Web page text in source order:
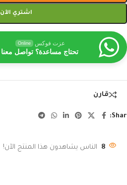
اشتري الآن
عزت فوكس Online
تحتاج مساعدة؟ تواصل معنا
قارن
8 الناس يشاهدون هذا المنتج الآن!